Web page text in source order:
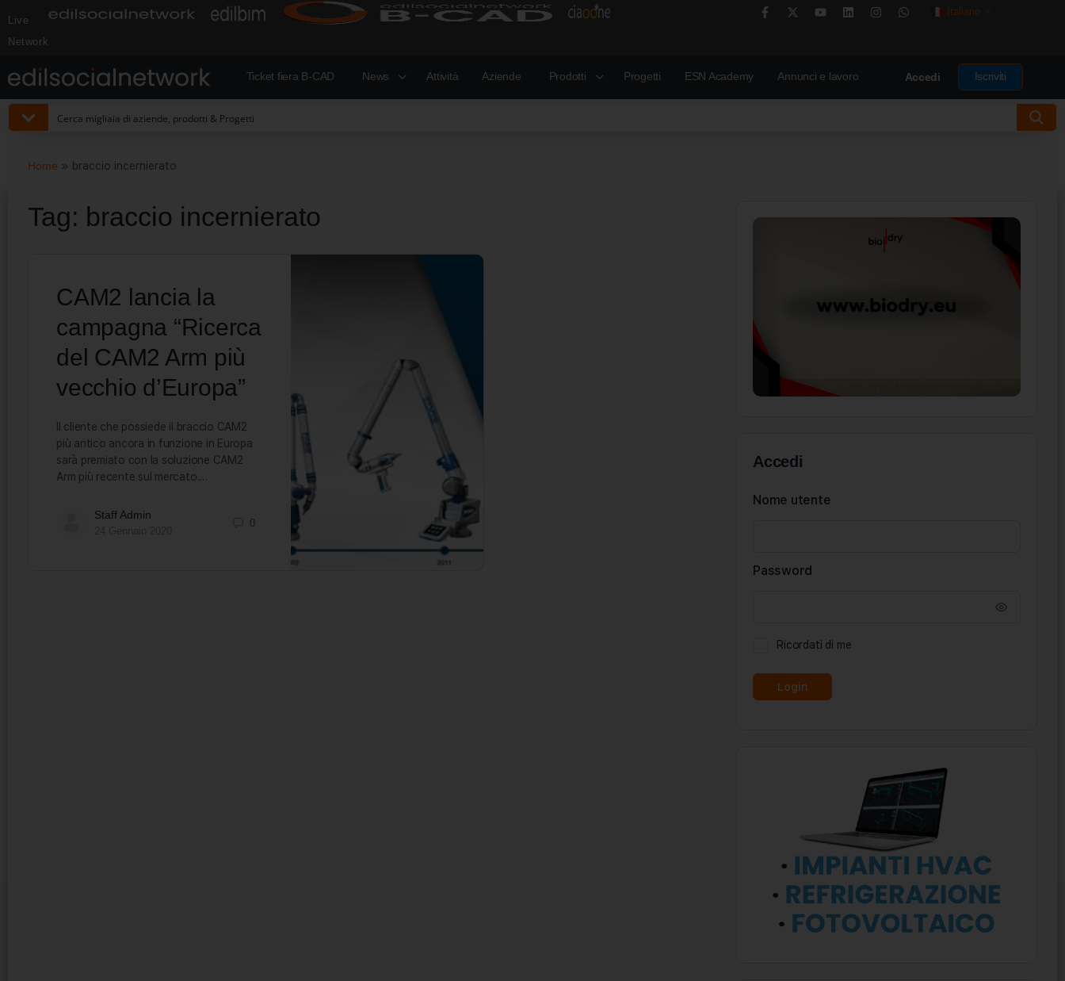
Live
Network
Italiano
Ticket fiera B-CAD News Attività Aziende Prodotti Progetti ESN Academy Annunci e lavoro Accedi Iscriviti
Home » braccio incernierato
Tag: braccio incernierato
CAM2 lancia la
campagna “Ricerca
del CAM2 Arm più
vecchio d’Europa”
Il cliente che possiede il braccio CAM2
più antico ancora in funzione in Europa
sarà premiato con la soluzione CAM2
Arm più recente sul mercato.…
Staff Admin
0
Accedi
Nome utente
Password
Ricordati di me